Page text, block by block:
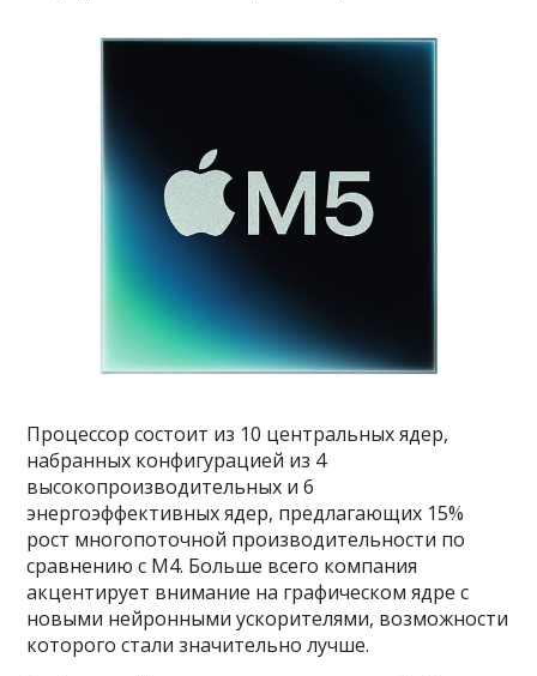
Процессор состоит из 10 центральных ядер,
набранных конфигурацией из 4
высокопроизводительных и 6
энергоэффективных ядер, предлагающих 15%
рост многопоточной производительности по
сравнению с M4. Больше всего компания
акцентирует внимание на графическом ядре с
новыми нейронными ускорителями, возможности
которого стали значительно лучше.